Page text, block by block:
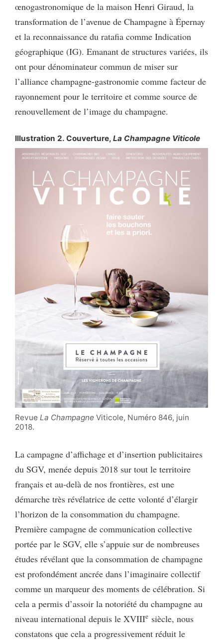
œnogastronomique de la maison Henri Giraud, la
transformation de l’avenue de Champagne à Épernay
et la reconnaissance du ratafia comme Indication
géographique (IG). Emanant de structures variées, ils
ont pour dénominateur commun de miser sur
l’alliance champagne-gastronomie comme facteur de
rayonnement pour le territoire et comme source de
renouvellement de l’image du champagne.
Illustration 2. Couverture, La Champagne Viticole
Revue La Champagne Viticole, Numéro 846, juin
2018.
La campagne d’affichage et d’insertion publicitaires
du SGV, menée depuis 2018 sur tout le territoire
français et au-delà de nos frontières, est une
démarche très révélatrice de cette volonté d’élargir
l’horizon de la consommation du champagne.
Première campagne de communication collective
portée par le SGV, elle s’appuie sur de nombreuses
études révélant que la consommation de champagne
est profondément ancrée dans l’imaginaire collectif
comme un marqueur des moments de célébration. Si
cela a permis d’assoir la notoriété du champagne au
niveau international depuis le XVIIIe siècle, nous
constatons que cela a progressivement réduit le